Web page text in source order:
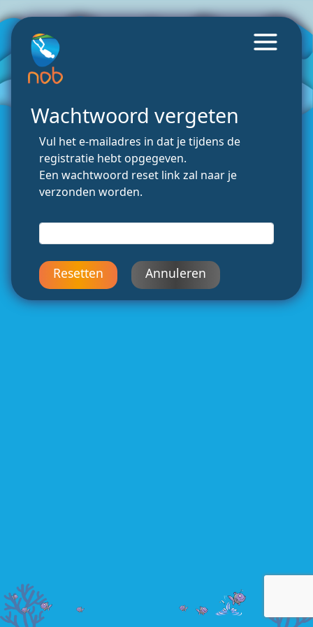
Wachtwoord vergeten
Vul het e-mailadres in dat je tijdens de
registratie hebt opgegeven.
Een wachtwoord reset link zal naar je
verzonden worden.
Resetten Annuleren